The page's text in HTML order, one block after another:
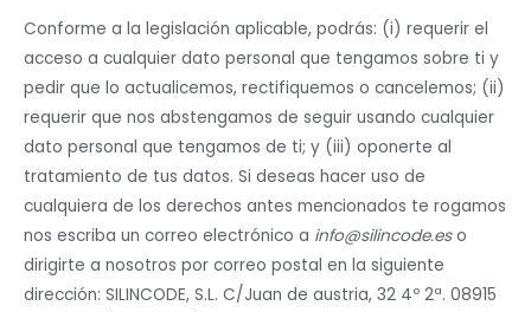
Conforme a la legislación aplicable, podrás: (i) requerir el
acceso a cualquier dato personal que tengamos sobre ti y
pedir que lo actualicemos, rectifiquemos o cancelemos; (ii)
requerir que nos abstengamos de seguir usando cualquier
dato personal que tengamos de ti; y (iii) oponerte al
tratamiento de tus datos. Si deseas hacer uso de
cualquiera de los derechos antes mencionados te rogamos
nos escriba un correo electrónico a info@silincode.eso
dirigirte a nosotros por correo postal en la siguiente
dirección: SILINCODE, S.L. C/Juan de austria, 32 4º 2ª. 08915